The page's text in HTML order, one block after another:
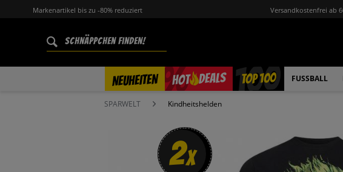
Markenartikel bis zu -80% reduziert Versandkostenfrei ab
NEUHEITEN HOT DEALS
% TOP 100 FUSSBALL
SPARWELT Kindheitshelden
2x